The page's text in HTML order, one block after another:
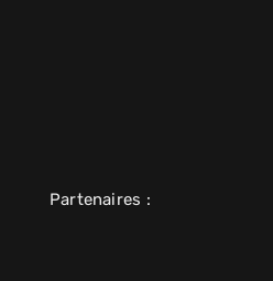
Partenaires :